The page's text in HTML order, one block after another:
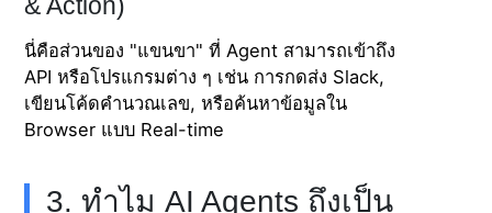
& Action)
นี่คือส่วนของ "แขนขา" ที่ Agent สามารถเข้าถึง
API หรือโปรแกรมต่าง ๆ เช่น การกดส่ง Slack,
เขียนโค้ดคำนวณเลข, หรือค้นหาข้อมูลใน
Browser แบบ Real-time
3. ทำไม AI Agents ถึงเป็น